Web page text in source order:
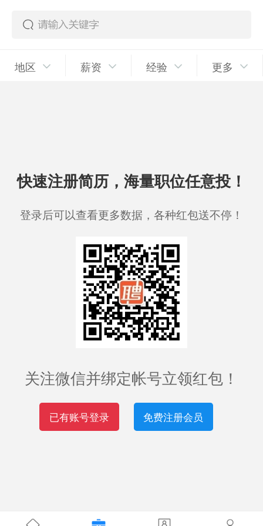
地区 薪资 经验 更多
快速注册简历，海量职位任意投！
登录后可以查看更多数据，各种红包送不停！
关注微信并绑定帐号立领红包！
已有账号登录 免费注册会员